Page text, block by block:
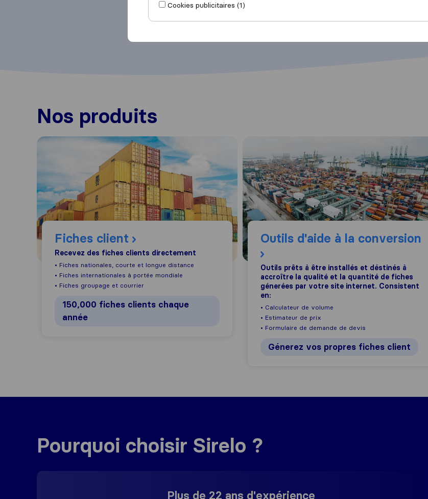
Nos produits
Fiches client
Recevez des fiches clients directement
• Fiches nationales, courte et longue distance
• Fiches internationales à portée mondiale
• Fiches groupage et courrier
150,000 fiches clients chaque
année
Outils d'aide à la conversion
Outils prêts à être installés et déstinés à
accroître la qualité et la quantité de fiches
génerées par votre site internet. Consistent
en:
• Calculateur de volume
• Estimateur de prix
• Formulaire de demande de devis
Génerez vos propres fiches client
Pourquoi choisir Sirelo ?
Plus de 22 ans d'expérience
Cookies publicitaires (1)